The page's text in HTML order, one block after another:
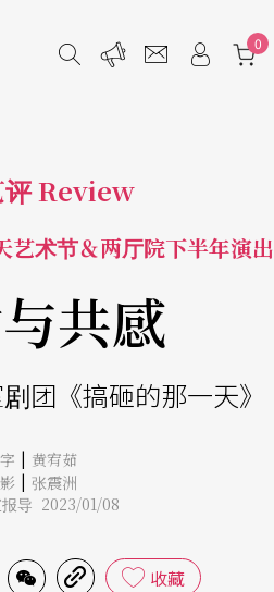
0
评 Review
术节＆两厅院下半年演出
共感
团《搞砸的那一天》
| 黄宥茹
| 张震洲
报导 2023/01/08
收藏